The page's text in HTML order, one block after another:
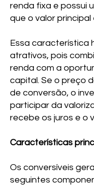
renda fixa e possui
que o valor principal
Essa característica
atrativos, pois
renda com a
capital. Se o preço
de conversão, o
participar da
recebe os juros e o
Características
Os conversíveis
seguintes